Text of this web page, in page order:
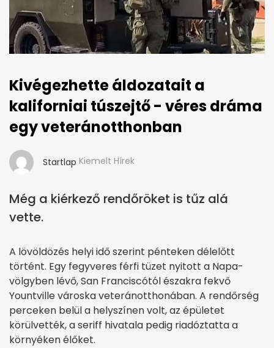
Kivégezhette áldozatait a
kaliforniai túszejtő - véres dráma
egy veteránotthonban
Startlap Kiemelt Hírek
Még a kiérkező rendőröket is tűz alá
vette.
A lövöldözés helyi idő szerint pénteken délelőtt
történt. Egy fegyveres férfi tüzet nyitott a Napa-
völgyben lévő, San Franciscótól északra fekvő
Yountville városka veteránotthonában. A rendőrség
perceken belül a helyszínen volt, az épületet
körülvették, a seriff hivatala pedig riadóztatta a
környéken élőket.